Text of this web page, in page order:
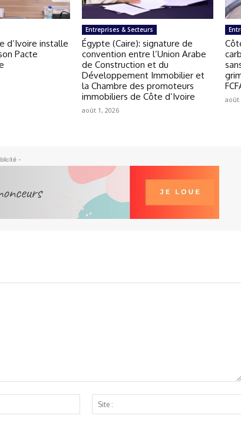
d’Ivoire installe
Pacte
Entreprises & Secteurs
Égypte (Caire): signature de
convention entre l’Union Arabe
de Construction et du
Développement Immobilier et
la Chambre des promoteurs
immobiliers de Côte d’Ivoire
août 1, 2026
août
-
Email
:*